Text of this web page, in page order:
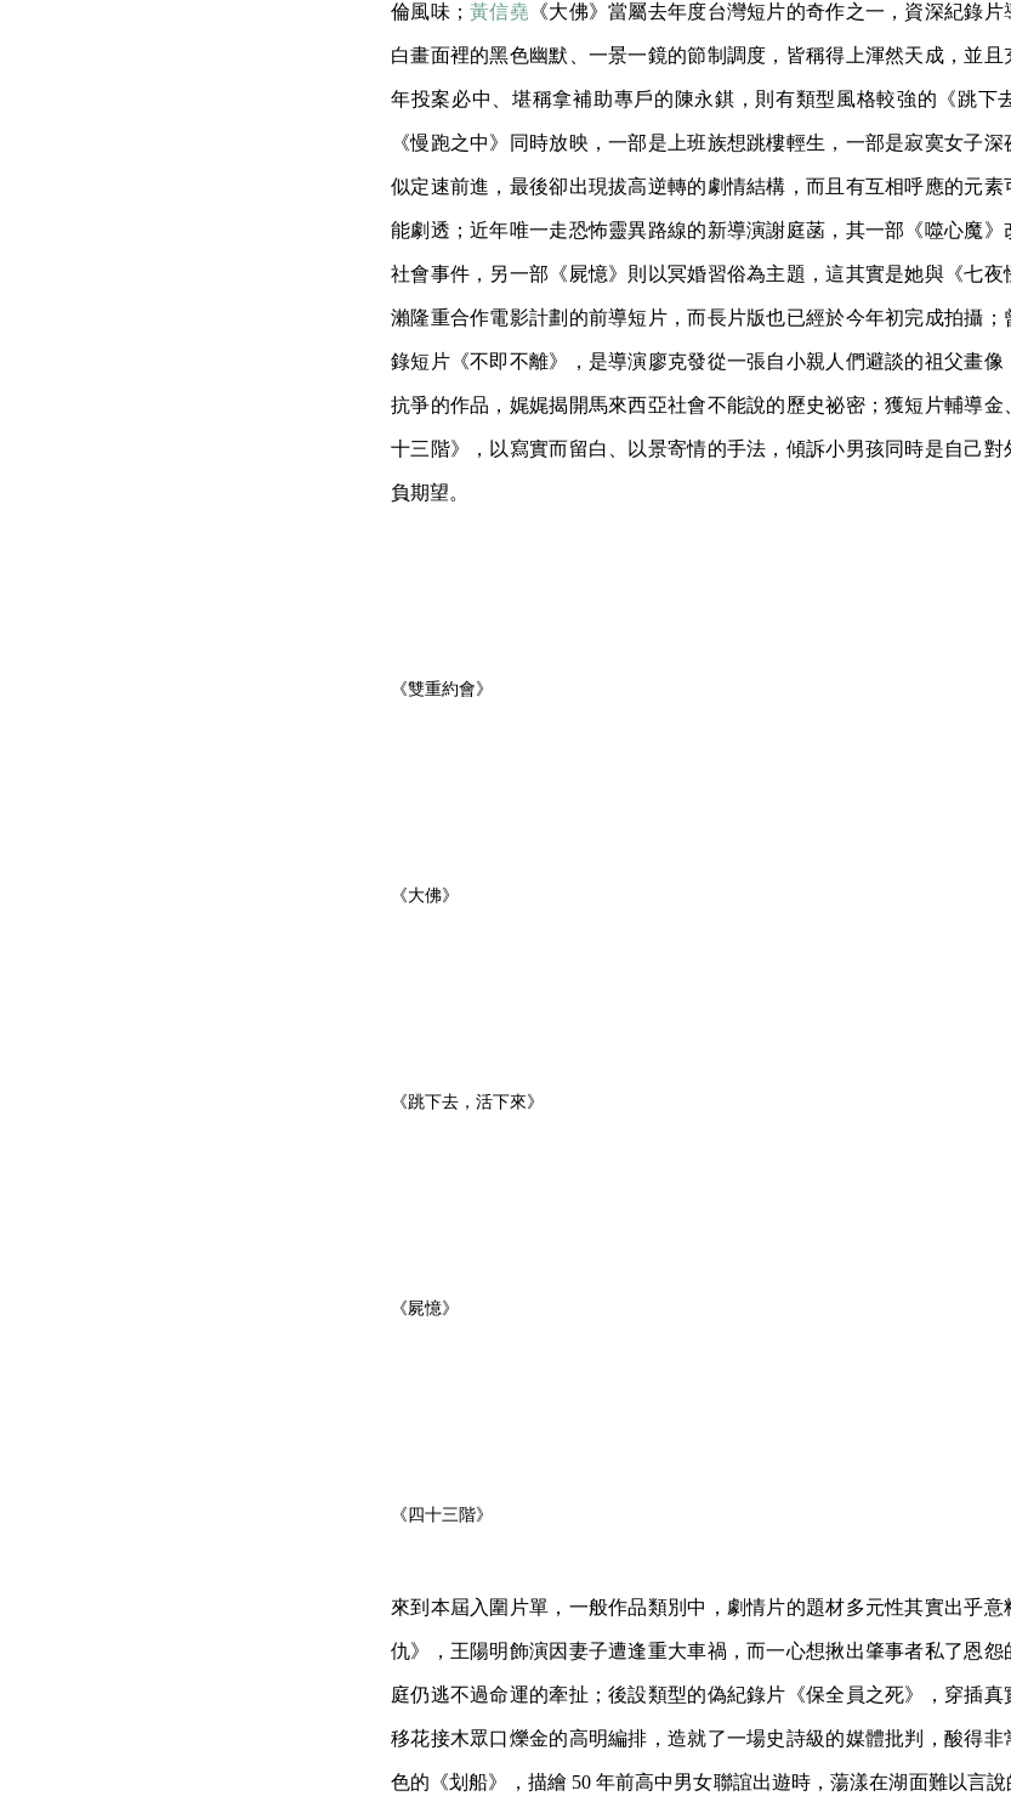
倫風味； 黃信堯 《大佛》當屬去年度台灣短片的奇作之一，資深紀錄
白畫面裡的黑色幽默、一景一鏡的節制調度，皆稱得上渾然天成，並
年投案必中、堪稱拿補助專戶的陳永錤，則有類型風格較強的《跳下
《慢跑之中》同時放映，一部是上班族想跳樓輕生，一部是寂寞女子
似定速前進，最後卻出現拔高逆轉的劇情結構，而且有互相呼應的元
能劇透；近年唯一走恐怖靈異路線的新導演謝庭菡，其一部《噬心魔
社會事件，另一部《屍憶》則以冥婚習俗為主題，這其實是她與《七
瀨隆重合作電影計劃的前導短片，而長片版也已經於今年初完成拍攝
錄短片《不即不離》，是導演廖克發從一張自小親人們避談的祖父畫
抗爭的作品，娓娓揭開馬來西亞社會不能說的歷史祕密；獲短片輔導金
十三階》，以寫實而留白、以景寄情的手法，傾訴小男孩同時是自己
負期望。
《雙重約會》
《大佛》
《跳下去，活下來》
《屍憶》
《四十三階》
來到本屆入圍片單，一般作品類別中，劇情片的題材多元性其實出乎
仇》，王陽明飾演因妻子遭逢重大車禍，而一心想揪出肇事者私了恩
庭仍逃不過命運的牽扯；後設類型的偽紀錄片《保全員之死》，穿插真
移花接木眾口爍金的高明編排，造就了一場史詩級的媒體批判，酸得非
色的《划船》，描繪 50 年前高中男女聯誼出遊時，蕩漾在湖面難以言